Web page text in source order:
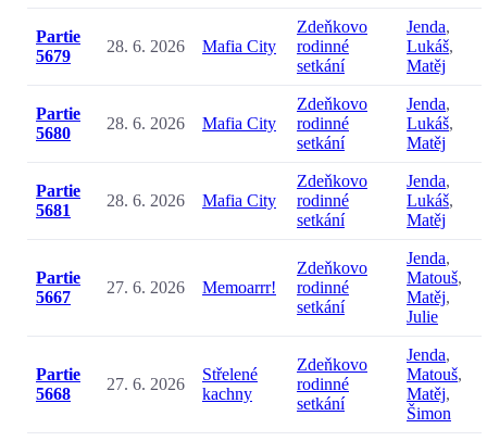
Partie
5679
28. 6. 2026 Mafia City
Zdeňkovo
rodinné
setkání
Jenda,
Lukáš,
Matěj
Partie
5680
28. 6. 2026 Mafia City
Zdeňkovo
rodinné
setkání
Jenda,
Lukáš,
Matěj
Partie
5681
28. 6. 2026 Mafia City
Zdeňkovo
rodinné
setkání
Jenda,
Lukáš,
Matěj
Partie
5667
27. 6. 2026 Memoarrr!
Zdeňkovo
rodinné
setkání
Jenda,
Matouš,
Matěj,
Julie
Partie
5668
27. 6. 2026
Střelené
kachny
Zdeňkovo
rodinné
setkání
Jenda,
Matouš,
Matěj,
Šimon